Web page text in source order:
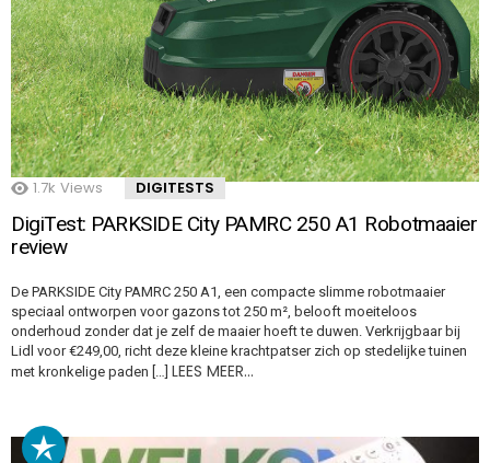
1.7k Views DIGITESTS
DigiTest: PARKSIDE City PAMRC 250 A1 Robotmaaier
review
De PARKSIDE City PAMRC 250 A1, een compacte slimme robotmaaier
speciaal ontworpen voor gazons tot 250 m², belooft moeiteloos
onderhoud zonder dat je zelf de maaier hoeft te duwen. Verkrijgbaar bij
Lidl voor €249,00, richt deze kleine krachtpatser zich op stedelijke tuinen
met kronkelige paden […] LEES MEER…